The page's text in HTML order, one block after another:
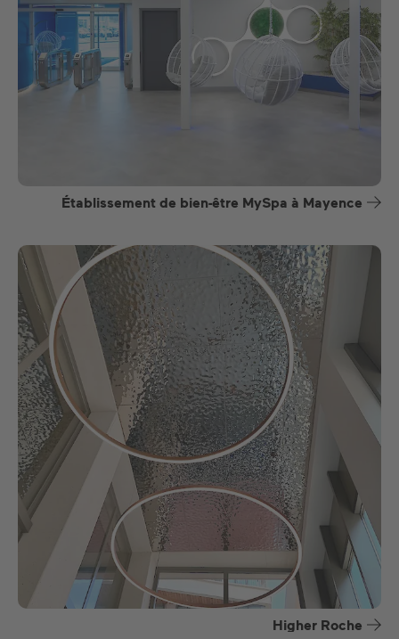
Établissement de bien-être MySpa à Mayence
Higher Roche